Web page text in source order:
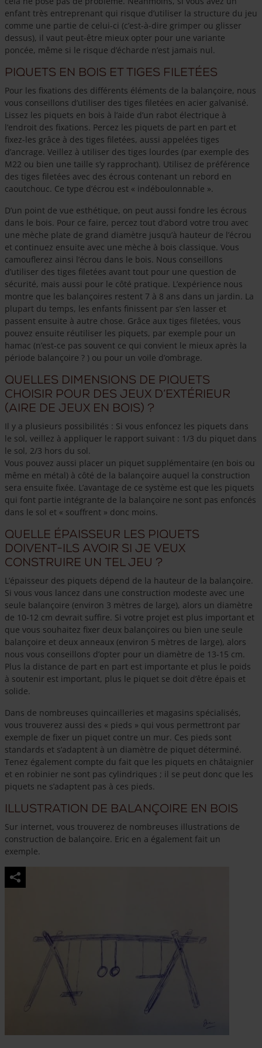
enfant très entreprenant qui risque d’utiliser la structure du jeu
comme une partie de celui-ci (c’est-à-dire grimper ou glisser
dessus), il vaut peut-être mieux opter pour une variante
poncée, même si le risque d’écharde n’est jamais nul.
Piquets en bois et tiges filetées
Pour les fixations des différents éléments de la balançoire, nous
vous conseillons d’utiliser des tiges filetées en acier galvanisé.
Lissez les piquets en bois à l’aide d’un rabot électrique à
l’endroit des fixations. Percez les piquets de part en part et
fixez-les grâce à des tiges filetées, aussi appelées tiges
d’ancrage. Veillez à utiliser des tiges lourdes (par exemple des
M22 ou bien une taille s’y rapprochant). Utilisez de préférence
des tiges filetées avec des écrous contenant un rebord en
caoutchouc. Ce type d’écrou est « indéboulonnable ».
D’un point de vue esthétique, on peut aussi fondre les écrous
dans le bois. Pour ce faire, percez tout d’abord votre trou avec
une mèche plate de grand diamètre jusqu’à hauteur de l’écrou
et continuez ensuite avec une mèche à bois classique. Vous
camouflerez ainsi l’écrou dans le bois. Nous conseillons
d’utiliser des tiges filetées avant tout pour une question de
sécurité, mais aussi pour le côté pratique. L’expérience nous
montre que les balançoires restent 7 à 8 ans dans un jardin. La
plupart du temps, les enfants finissent par s’en lasser et
passent ensuite à autre chose. Grâce aux tiges filetées, vous
pouvez ensuite réutiliser les piquets, par exemple pour un
hamac (n’est-ce pas souvent ce qui convient le mieux après la
période balançoire ? ) ou pour un voile d’ombrage.
Quelles dimensions de piquets
choisir pour des jeux d’extérieur
(aire de jeux en bois) ?
Il y a plusieurs possibilités : Si vous enfoncez les piquets dans
le sol, veillez à appliquer le rapport suivant : 1/3 du piquet dans
le sol, 2/3 hors du sol.
Vous pouvez aussi placer un piquet supplémentaire (en bois ou
même en métal) à côté de la balançoire auquel la construction
sera ensuite fixée. L’avantage de ce système est que les piquets
qui font partie intégrante de la balançoire ne sont pas enfoncés
dans le sol et « souffrent » donc moins.
Quelle épaisseur les piquets
doivent-ils avoir si je veux
construire un tel jeu ?
L’épaisseur des piquets dépend de la hauteur de la balançoire.
Si vous vous lancez dans une construction modeste avec une
seule balançoire (environ 3 mètres de large), alors un diamètre
de 10-12 cm devrait suffire. Si votre projet est plus important et
que vous souhaitez fixer deux balançoires ou bien une seule
balançoire et deux anneaux (environ 5 mètres de large), alors
nous vous conseillons d’opter pour un diamètre de 13-15 cm.
Plus la distance de part en part est importante et plus le poids
à soutenir est important, plus le piquet se doit d’être épais et
solide.
Dans de nombreuses quincailleries et magasins spécialisés,
vous trouverez aussi des « pieds » qui vous permettront par
exemple de fixer un piquet contre un mur. Ces pieds sont
standards et s’adaptent à un diamètre de piquet déterminé.
Tenez également compte du fait que les piquets en châtaignier
et en robinier ne sont pas cylindriques ; il se peut donc que les
piquets ne s’adaptent pas à ces pieds.
Illustration de balançoire en bois
Sur internet, vous trouverez de nombreuses illustrations de
construction de balançoire. Eric en a également fait un
exemple.